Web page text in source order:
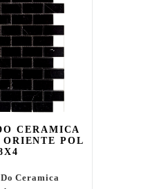
CERAMICA
POL
Ceramica